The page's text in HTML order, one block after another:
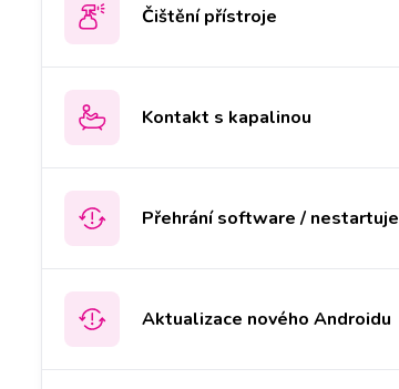
Čištění přístroje
Kontakt s kapalinou
Přehrání software / nestartuje
Aktualizace nového Androidu